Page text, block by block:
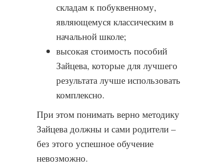
складам к побуквенному,
являющемуся классическим в
начальной школе;
высокая стоимость пособий
Зайцева, которые для лучшего
результата лучше использовать
комплексно.
При этом понимать верно методику
Зайцева должны и сами родители –
без этого успешное обучение
невозможно.